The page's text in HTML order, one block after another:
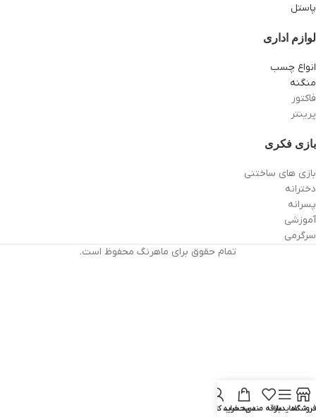
پاستل
لوازم اداری
انواع چسب
منگنه
فاکتور
پرینتر
بازی فکری
بازی های ساختنی
دخترانه
پسرانه
آموزشی
سرگرمی
تمام حقوق برای ماهرنگ محفوظ است.
فروشگاهسایدبارعلاقه مندیسبد خرید
حساب کاربری من